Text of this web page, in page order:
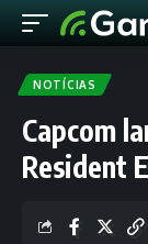
NOTÍCIAS
Capcom
Resident